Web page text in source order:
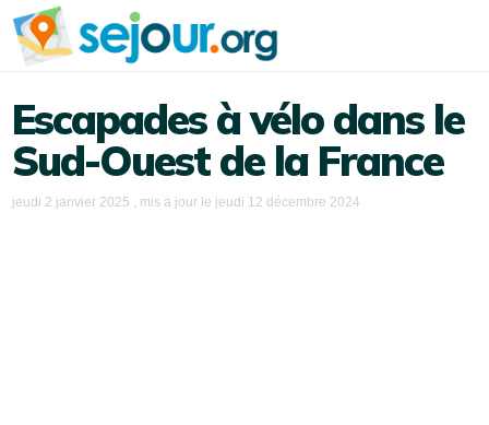
Escapades à vélo dans le
Sud-Ouest de la France
jeudi 2 janvier 2025 , mis a jour le jeudi 12 décembre 2024